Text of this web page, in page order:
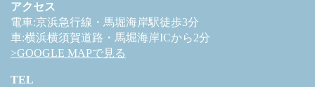
アクセス
電車:京浜急行線・馬堀海岸駅徒歩3分
車:横浜横須賀道路・馬堀海岸ICから2分
>GOOGLE MAPで見る
TEL